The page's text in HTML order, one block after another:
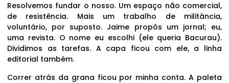
Resolvemos fundar o nosso. Um espaço não comercial,
de resistência. Mais um trabalho de militância,
voluntário, por suposto. Jaime propôs um jornal; eu,
uma revista. O nome eu escolhi (ele queria Bacurau).
Dividimos as tarefas. A capa ficou com ele, a linha
editorial também.
Correr atrás da grana ficou por minha conta. A paleta